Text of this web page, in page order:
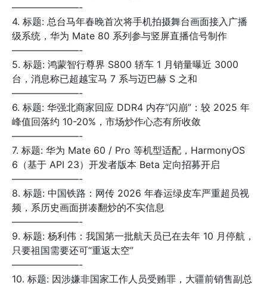
———————-
4. 标题: 总台马年春晚首次将手机拍摄舞台画面接入广播
级系统，华为 Mate 80 系列参与竖屏直播信号制作
———————-
5. 标题: 鸿蒙智行尊界 S800 轿车 1 月销量曝近 3000
台，消息称已超越宝马 7 系与迈巴赫 S 之和
———————-
6. 标题: 华强北商家回应 DDR4 内存“闪崩”：较 2025 年
峰值回落约 10-20%，市场炒作心态有所收敛
———————-
7. 标题: 华为 Mate 60 / Pro 等机型适配，HarmonyOS
6（基于 API 23）开发者版本 Beta 定向招募开启
———————-
8. 标题: 中国铁路：网传 2026 年春运绿皮车严重超员视
频，系历史画面拼凑翻炒的不实信息
———————-
9. 标题: 杨利伟：我国第一批航天员已在去年 10 月停航，
只要祖国需要还可“重返太空”
———————-
10. 标题: 因涉嫌非国家工作人员受贿罪，大疆前销售副总